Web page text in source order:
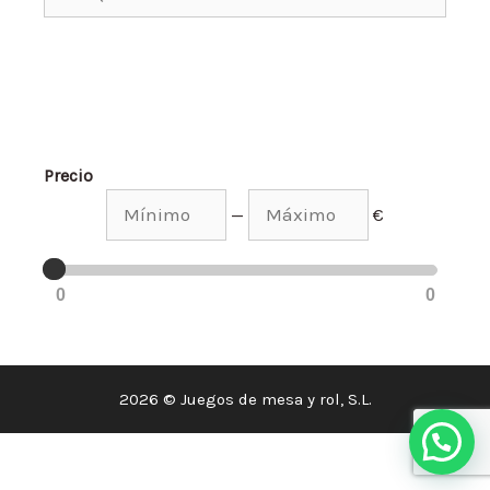
Precio
— €
0 0
2026 © Juegos de mesa y rol, S.L.